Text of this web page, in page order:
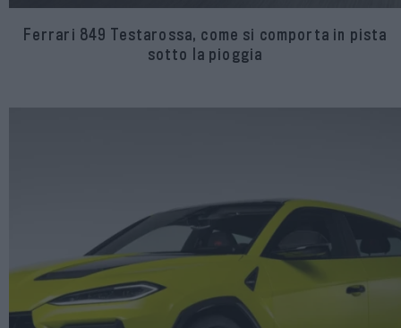
Ferrari 849 Testarossa, come si comporta in pista
sotto la pioggia